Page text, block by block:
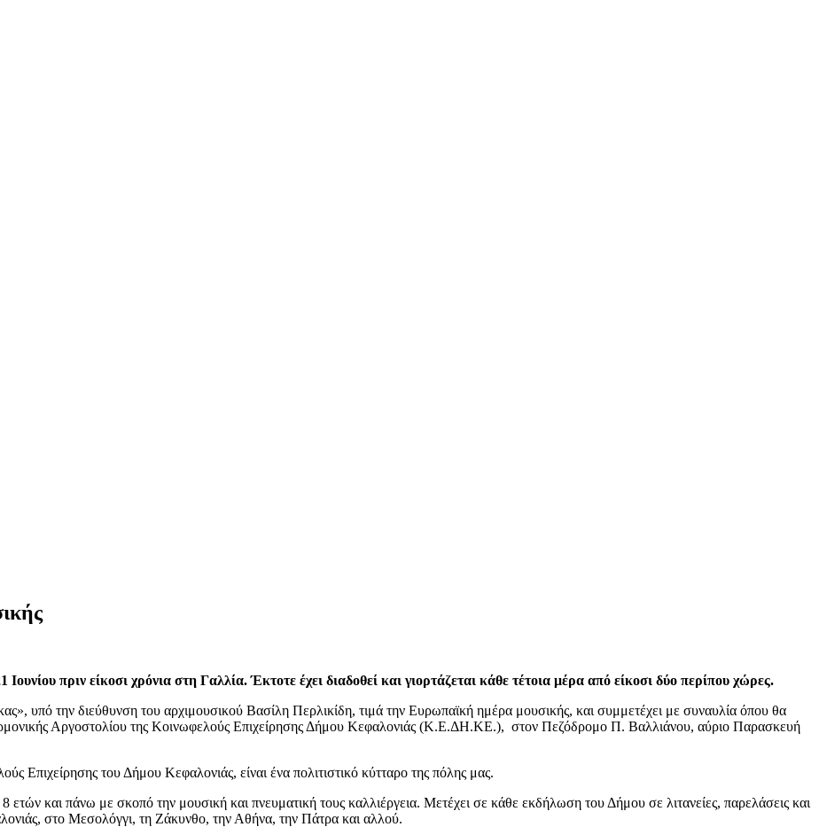
πριν είκοσι χρόνια στη Γαλλία. Έκτοτε έχει διαδοθεί και γιορτάζεται κάθε τέτοια μέρα από είκοσι δύο περίπου χώρες.
υπό την διεύθυνση του αρχιμουσικού Βασίλη Περλικίδη, τιμά την Ευρωπαϊκή ημέρα μουσικής, και συμμετέχει με συναυλία όπου θα
Αργοστολίου της Κοινωφελούς Επιχείρησης Δήμου Κεφαλονιάς (Κ.Ε.ΔΗ.ΚΕ.), στον Πεζόδρομο Π. Βαλλιάνου, αύριο Παρασκευή
Επιχείρησης του Δήμου Κεφαλονιάς, είναι ένα πολιτιστικό κύτταρο της πόλης μας.
και πάνω με σκοπό την μουσική και πνευματική τους καλλιέργεια. Μετέχει σε κάθε εκδήλωση του Δήμου σε λιτανείες, παρελάσεις και
στο Μεσολόγγι, τη Ζάκυνθο, την Αθήνα, την Πάτρα και αλλού.